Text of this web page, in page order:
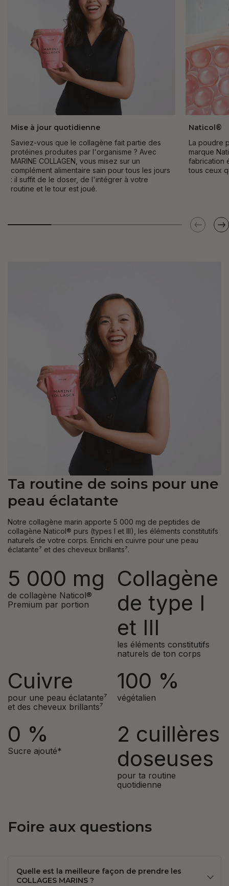
Mise à jour quotidienne
Saviez-vous que le collagène fait partie des
protéines produites par l'organisme ? Avec
MARINE COLLAGEN, vous misez sur un
complément alimentaire sain pour tous les jours
: il suffit de le doser, de l'intégrer à votre
routine et le tour est joué.
Naticol®
La poudre
marque
fabrication
tous ceux
Ta routine de soins pour une
peau éclatante
Notre collagène marin apporte 5 000 mg de peptides de
collagène Naticol® purs (types I et III), les éléments constitutifs
naturels de votre corps. Enrichi en cuivre pour une peau
éclatante⁷ et des cheveux brillants⁷.
5 000 mg
de collagène Naticol®
Premium par portion
Collagène
de type I
et III
les éléments constitutifs
naturels de ton corps
Cuivre
pour une peau éclatante⁷
et des cheveux brillants⁷
100 %
végétalien
0 %
Sucre ajouté*
2 cuillères
doseuses
pour ta routine
quotidienne
Foire aux questions
Quelle est la meilleure façon de prendre les
COLLAGES MARINS ?